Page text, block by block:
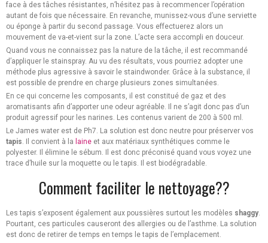
face à des tâches résistantes, n’hésitez pas à recommencer l’opération
autant de fois que nécessaire. En revanche, munissez-vous d’une serviette
ou éponge à partir du second passage. Vous effectuerez alors un
mouvement de va-et-vient sur la zone. L’acte sera accompli en douceur.
Quand vous ne connaissez pas la nature de la tâche, il est recommandé
d’appliquer le stainspray. Au vu des résultats, vous pourriez adopter une
méthode plus agressive à savoir le staindwonder. Grâce à la substance, il
est possible de prendre en charge plusieurs zones simultanées.
En ce qui concerne les composants, il est constitué de gaz et des
aromatisants afin d’apporter une odeur agréable. Il ne s’agit donc pas d’un
produit agressif pour les narines. Les contenus varient de 200 à 500 ml.
Le James water est de Ph7. La solution est donc neutre pour préserver vos
tapis. Il convient à la laine et aux matériaux synthétiques comme le
polyester. Il élimine le sébum. Il est donc préconisé quand vous voyez une
trace d’huile sur la moquette ou le tapis. Il est biodégradable.
Comment faciliter le nettoyage??
Les tapis s’exposent également aux poussières surtout les modèles shaggy.
Pourtant, ces particules causeront des allergies ou de l’asthme. La solution
est donc de retirer de temps en temps le tapis de l’emplacement.